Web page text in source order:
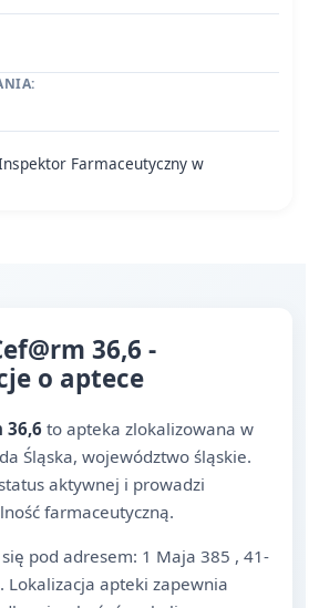
Farmaceutyczny w
36,6 -
o aptece
36,6 to apteka zlokalizowana w
Śląska, województwo śląskie.
aktywnej i prowadzi
farmaceutyczną.
pod adresem: 1 Maja 385 , 41-
Lokalizacja apteki zapewnia